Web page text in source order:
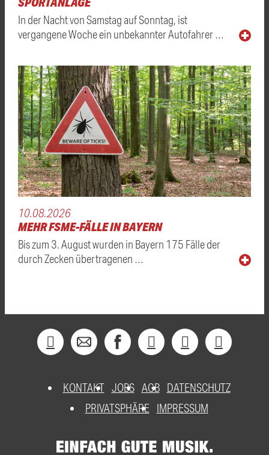
In der Nacht von Samstag auf Sonntag, ist
vergangene Woche ein unbekannter Autofahrer …
10.08.2026
MEHR FSME-FÄLLE IN BAYERN
Bis zum 3. August wurden in Bayern 175 Fälle der
durch Zecken übertragenen …
KONTAKT JOBS AGB DATENSCHUTZ
PRIVATSPHÄRE
IMPRESSUM